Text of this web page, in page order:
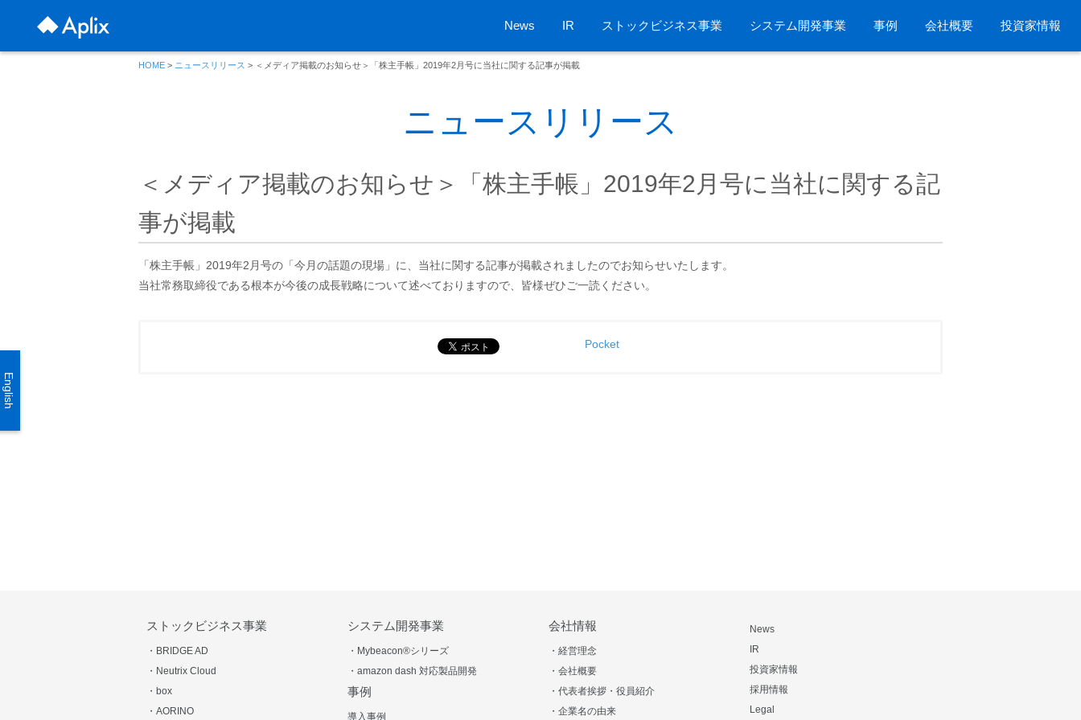
News IR ストックビジネス事業 システム開発事業 事例 会社概要 投資家情報
HOME > ニュースリリース > ＜メディア掲載のお知らせ＞「株主手帳」2019年2月号に当社に関する記事が掲載
ニュースリリース
＜メディア掲載のお知らせ＞「株主手帳」2019年2月号に当社に関する記
事が掲載
「株主手帳」2019年2月号の「今月の話題の現場」に、当社に関する記事が掲載されましたのでお知らせいたします。
当社常務取締役である根本が今後の成長戦略について述べておりますので、皆様ぜひご一読ください。
Pocket
English
ストックビジネス事業
・BRIDGE AD
・Neutrix Cloud
・box
・AORINO
システム開発事業
・Mybeacon®シリーズ
・amazon dash 対応製品開発
事例
導入事例
会社情報
・経営理念
・会社概要
・代表者挨拶・役員紹介
・企業名の由来
News
IR
投資家情報
採用情報
Legal